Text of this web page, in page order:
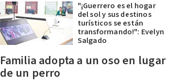
"¡Guerrero es el hogar
del sol y sus destinos
turísticos se están
transformando!": Evelyn
Salgado
Familia adopta a un oso en lugar
de un perro